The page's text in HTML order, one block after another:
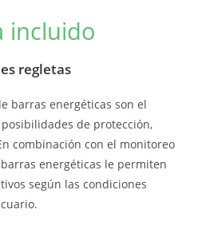
incluido
regletas
barras energéticas son el
de protección,
combinación con el monitoreo
energéticas le permiten
según las condiciones